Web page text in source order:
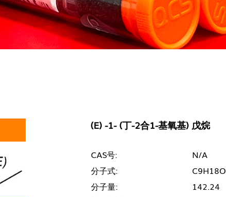
(E) -1- (丁-2合1-基氧基) 戊烷
CAS号:
N/A
分子式:
C9H18O
分子量:
142.24